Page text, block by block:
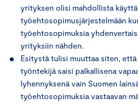
yrityksen olisi mahdollista
työehtosopimusjärjestelmään
työehtosopimuksia
yrityksiin nähden.
Esitystä tulisi muuttaa siten,
työntekijä saisi palkallisena
lyhennyksenä vain Suomen
työehtosopimuksia vastaavan